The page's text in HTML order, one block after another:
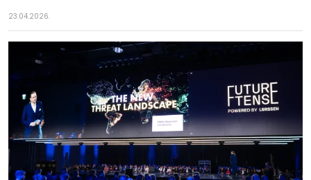
23.04.2026.